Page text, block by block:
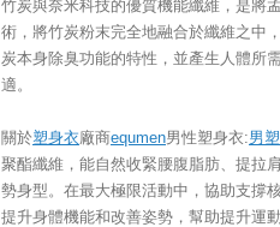
竹炭與奈米科技的優質機能纖維，是將
術，將竹炭粉末完全地融合於纖維之中
炭本身除臭功能的特性，並產生人體所
適。
關於塑身衣廠商equmen男性塑身衣:男
聚酯纖維，能自然收緊腰腹脂肪、提拉
勢身型。在最大極限活動中，協助支撐
提升身體機能和改善姿勢，幫助提升運